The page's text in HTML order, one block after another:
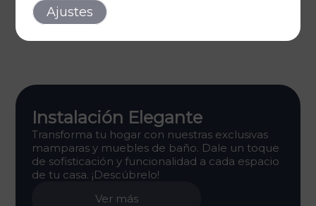
Instalación Elegante
Transforma tu hogar con nuestras exclusivas
mamparas y muebles de baño. Dale un toque
de sofisticación y funcionalidad a cada espacio
de tu casa. ¡Descúbrelo!
Ver más
Ajustes